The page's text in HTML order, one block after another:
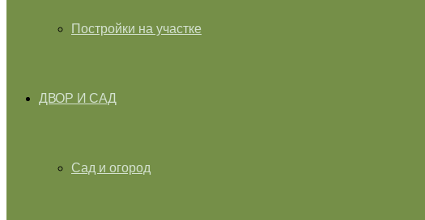
Постройки на участке
ДВОР И САД
Сад и огород